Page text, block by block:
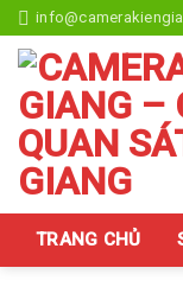
Skip
to
content
TRANG CHỦ